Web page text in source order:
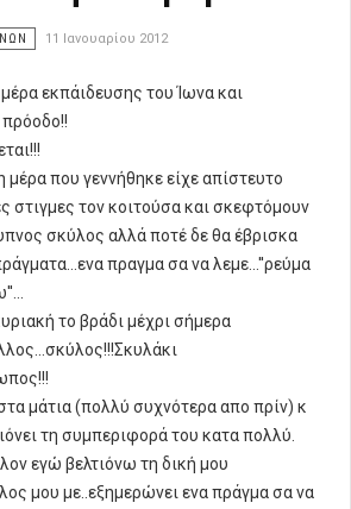
11 Ιανουαρίου 2012
μέρα εκπάιδευσης του Ίωνα και
που γεννήθηκε είχε απίστευτο
στιγμες τον κοιτούσα και σκεφτόμουν
σκύλος αλλά ποτέ δε θα έβρισκα
πραγμα σα να λεμε...''ρεύμα
το βράδι μέχρι σήμερα
μάτια (πολλύ συχνότερα απο πρίν) κ
τη συμπεριφορά του κατα πολλύ.
εγώ βελτιόνω τη δική μου
μου με..εξημερώνει ενα πράγμα σα να